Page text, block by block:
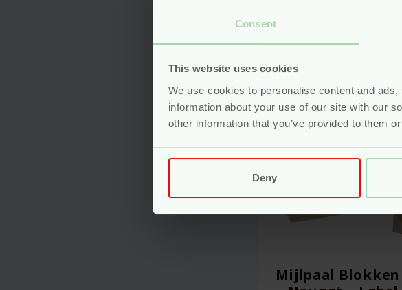
Consent
This website uses cookies
We use cookies to personalise content and
information about your use of our site with our
other information that you’ve provided to them
Deny
Mijlpaal